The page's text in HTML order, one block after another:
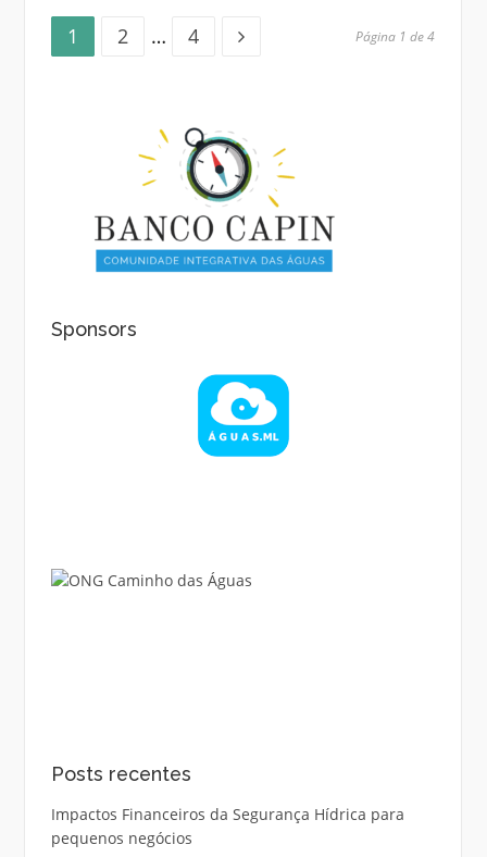
Paginação
Página
1 Página
2 … Página
4 Página 1 de 4
Sponsors
Posts recentes
Impactos Financeiros da Segurança Hídrica para
pequenos negócios